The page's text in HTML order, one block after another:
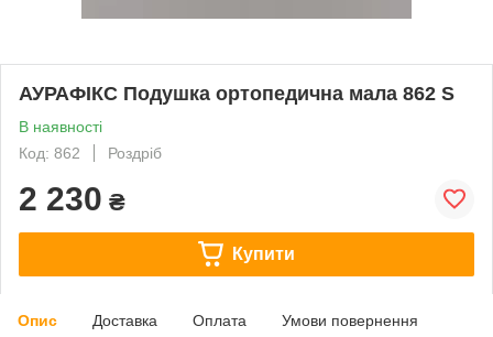
АУРАФІКС Подушка ортопедична мала 862 S
В наявності
Код: 862
Роздріб
2 230 ₴
Купити
Опис Доставка Оплата Умови повернення